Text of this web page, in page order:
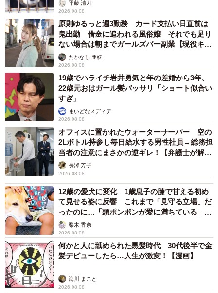
平藤 清刀
2026.08.08
原則ゆるっと週3勤務 カード支払い日直前は
鬼出勤 借金に追われる風俗嬢 それでも足り
ない場合は朝までガールズバー副業【現役キャ
ストに取材】
たかなし 亜妖
2026.08.08
19歳でハライチ岩井勇気と年の差婚から3年、
22歳元おはガール髪バッサリ「ショート似合い
すぎ」
まいどなメディア
2026.08.08
オフィスに置かれたウォーターサーバー 空の
2Lボトル持参し毎日給水する男性社員→総務担
当者の注意にまさかの逆ギレ！【弁護士が解
説】長澤 芳子
2026.08.08
12歳の愛犬に変化 1歳息子の膝で甘える初め
て見せる姿に反響 これまで「見守る立場」だ
ったのに…「頭ポンポンが愛に満ちている」
「尊…」
梨木 香奈
2026.08.08
何かと人に舐められた黒髪時代 30代後半で金
髪デビューしたら…人生が激変！【漫画】
海川 まこと
2026.08.08